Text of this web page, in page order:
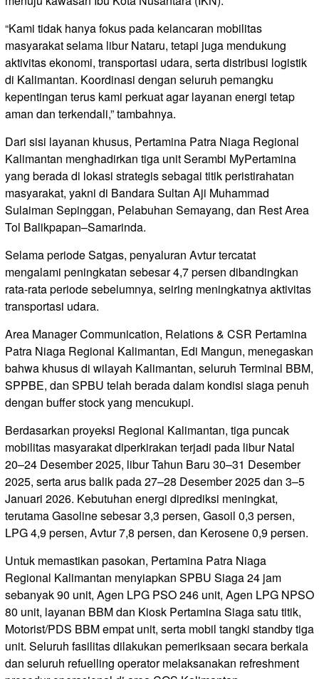
“Kami tidak hanya fokus pada kelancaran mobilitas
masyarakat selama libur Nataru, tetapi juga mendukung
aktivitas ekonomi, transportasi udara, serta distribusi logistik
di Kalimantan. Koordinasi dengan seluruh pemangku
kepentingan terus kami perkuat agar layanan energi tetap
aman dan terkendali,” tambahnya.
Dari sisi layanan khusus, Pertamina Patra Niaga Regional
Kalimantan menghadirkan tiga unit Serambi MyPertamina
yang berada di lokasi strategis sebagai titik peristirahatan
masyarakat, yakni di Bandara Sultan Aji Muhammad
Sulaiman Sepinggan, Pelabuhan Semayang, dan Rest Area
Tol Balikpapan–Samarinda.
Selama periode Satgas, penyaluran Avtur tercatat
mengalami peningkatan sebesar 4,7 persen dibandingkan
rata-rata periode sebelumnya, seiring meningkatnya aktivitas
transportasi udara.
Area Manager Communication, Relations & CSR Pertamina
Patra Niaga Regional Kalimantan, Edi Mangun, menegaskan
bahwa khusus di wilayah Kalimantan, seluruh Terminal BBM,
SPPBE, dan SPBU telah berada dalam kondisi siaga penuh
dengan buffer stock yang mencukupi.
Berdasarkan proyeksi Regional Kalimantan, tiga puncak
mobilitas masyarakat diperkirakan terjadi pada libur Natal
20–24 Desember 2025, libur Tahun Baru 30–31 Desember
2025, serta arus balik pada 27–28 Desember 2025 dan 3–5
Januari 2026. Kebutuhan energi diprediksi meningkat,
terutama Gasoline sebesar 3,3 persen, Gasoil 0,3 persen,
LPG 4,9 persen, Avtur 7,8 persen, dan Kerosene 0,9 persen.
Untuk memastikan pasokan, Pertamina Patra Niaga
Regional Kalimantan menyiapkan SPBU Siaga 24 jam
sebanyak 90 unit, Agen LPG PSO 246 unit, Agen LPG NPSO
80 unit, layanan BBM dan Kiosk Pertamina Siaga satu titik,
Motorist/PDS BBM empat unit, serta mobil tangki standby tiga
unit. Seluruh fasilitas dilakukan pemeriksaan secara berkala
dan seluruh refuelling operator melaksanakan refreshment